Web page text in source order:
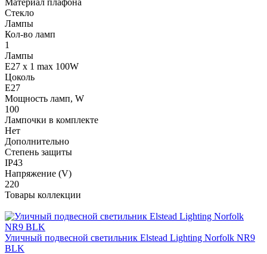
Стекло
Лампы
Кол-во ламп
1
Лампы
E27 x 1 max 100W
Цоколь
E27
Мощность ламп, W
100
Лампочки в комплекте
Нет
Дополнительно
Степень защиты
IP43
Напряжение (V)
220
Товары коллекции
Уличный подвесной светильник Elstead Lighting Norfolk NR9
BLK